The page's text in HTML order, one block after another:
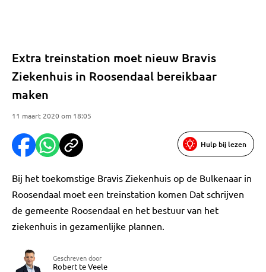
Extra treinstation moet nieuw Bravis
Ziekenhuis in Roosendaal bereikbaar
maken
11 maart 2020 om 18:05
Hulp bij lezen
Bij het toekomstige Bravis Ziekenhuis op de Bulkenaar in
Roosendaal moet een treinstation komen Dat schrijven
de gemeente Roosendaal en het bestuur van het
ziekenhuis in gezamenlijke plannen.
Geschreven door
Robert te Veele